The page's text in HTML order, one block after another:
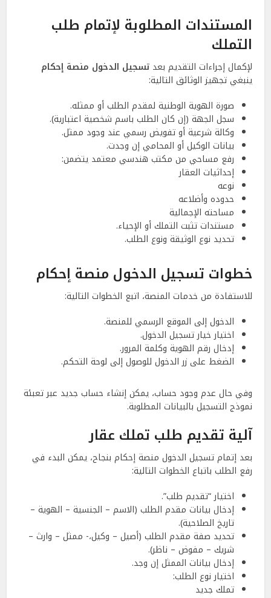
المستندات المطلوبة لإتمام طلب
التملك
لإكمال إجراءات التقديم بعدتسجيل الدخول منصة إحكام
ينبغي تجهيز الوثائق التالية:
صورة الهوية الوطنية لمقدم الطلب أو ممثله.
سجل الجهة (إن كان الطلب باسم شخصية اعتبارية).
وكالة شرعية أو تفويض رسمي عند وجود ممثل.
بيانات الوكيل أو المحامي إن وجدت.
رفع مساحي من مكتب هندسي معتمد يتضمن:
إحداثيات العقار
نوعه
حدوده وأضلاعه
مساحته الإجمالية
مستندات تثبت التملك أو الإحياء.
تحديد نوع الوثيقة ونوع الطلب.
خطوات تسجيل الدخول منصة إحكام
للاستفادة من خدمات المنصة، اتبع الخطوات التالية:
الدخول إلى الموقع الرسمي للمنصة.
اختيار خيار تسجيل الدخول.
إدخال رقم الهوية وكلمة المرور.
الضغط على زر الدخول للوصول إلى لوحة التحكم.
وفي حال عدم وجود حساب، يمكن إنشاء حساب جديد عبر تعبئة
نموذج التسجيل بالبيانات المطلوبة.
آلية تقديم طلب تملك عقار
بعد إتمام تسجيل الدخول منصة إحكام بنجاح، يمكن البدء في
رفع الطلب باتباع الخطوات التالية:
اختيار “تقديم طلب”.
إدخال بيانات مقدم الطلب (الاسم – الجنسية – الهوية –
تاريخ الصلاحية).
تحديد صفة مقدم الطلب (أصيل – وكيل،- ممثل – وارث –
شريك – مفوض – ناظر).
إدخال بيانات الممثل إن وجد.
اختيار نوع الطلب:
تملك جديد